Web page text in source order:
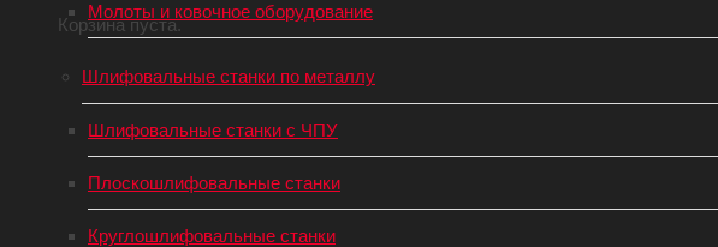
Корзина пуста.
Молоты и ковочное оборудование
Шлифовальные станки по металлу
Шлифовальные станки с ЧПУ
Плоскошлифовальные станки
Круглошлифовальные станки